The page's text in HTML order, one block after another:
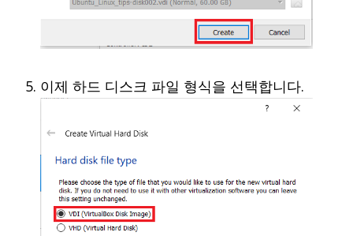
이제 하드 디스크 파일 형식을 선택합니다.